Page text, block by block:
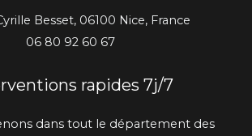
Besset, 06100 Nice, France
06 80 92 60 67
rapides 7j/7
dans tout le département des